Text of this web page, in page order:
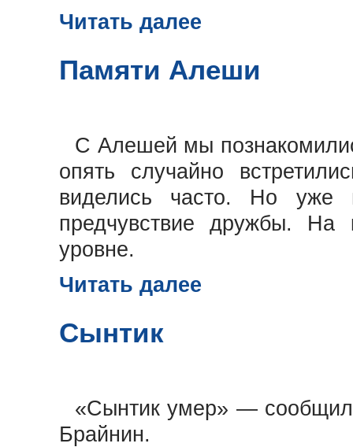
Читать далее
Памяти Алеши
С Алешей мы
опять случайно
виделись часто. Но
предчувствие дружбы. На
уровне.
Читать далее
Сынтик
«Сынтик умер» —
Брайнин.